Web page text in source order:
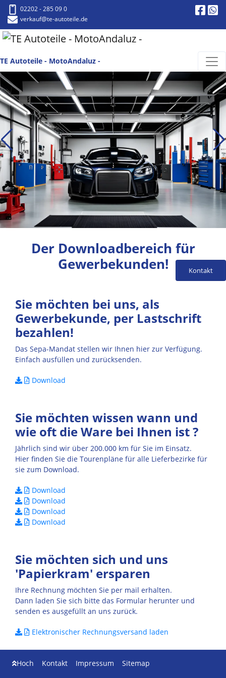
02202 - 285 09 0
verkauf@te-autoteile.de
TE Autoteile - MotoAndaluz -
Der Downloadbereich für
Gewerbekunden!
Sie möchten bei uns, als
Gewerbekunde, per Lastschrift
bezahlen!
Das Sepa-Mandat stellen wir Ihnen hier zur Verfügung.
Einfach ausfüllen und zurücksenden.
Download
Sie möchten wissen wann und
wie oft die Ware bei Ihnen ist ?
Jährlich sind wir über 200.000 km für Sie im Einsatz.
Hier finden Sie die Tourenpläne für alle Lieferbezirke für
sie zum Download.
Download
Download
Download
Download
Sie möchten sich und uns
'Papierkram' ersparen
Ihre Rechnung möchten Sie per mail erhalten.
Dann laden Sie sich bitte das Formular herunter und
senden es ausgefüllt an uns zurück.
Elektronischer Rechnungsversand laden
Hoch Kontakt Impressum
Sitemap
Kontakt